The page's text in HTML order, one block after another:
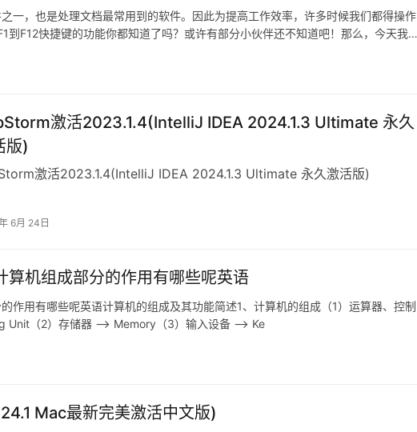
一，也是处理文档最常用到的软件。因此为提高工作效率，许多时候我们都得操作
到F12快捷键的功能你都知道了吗？或许有部分小伙伴还不知道吧！那么，今天我
激活2023.1.4(IntelliJ IDEA 2024.1.3 Ultimate 永久
版)
激活2023.1.4(IntelliJ IDEA 2024.1.3 Ultimate 永久激活版)
6月 24日
算机组成部分的作用有哪些呢英语
作用有哪些呢英语计算机的组成及其功能简述1、计算机的组成（1）运算器、控制
Unit（2）存储器 –> Memory（3）输入设备 –> Ke
Mac最新完美激活中文版)